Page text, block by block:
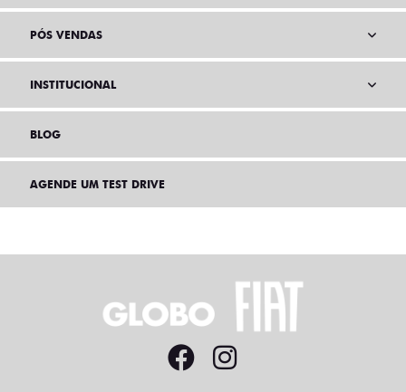
PÓS VENDAS
INSTITUCIONAL
BLOG
AGENDE UM TEST DRIVE